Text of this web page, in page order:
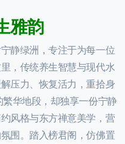
雅韵
静绿洲，专注于为每一位
，传统养生智慧与现代水
压力、恢复活力，重拾身
华地段，却独享一份宁静
风格与东方禅意美学，营
围。踏入榜君阁，仿佛置